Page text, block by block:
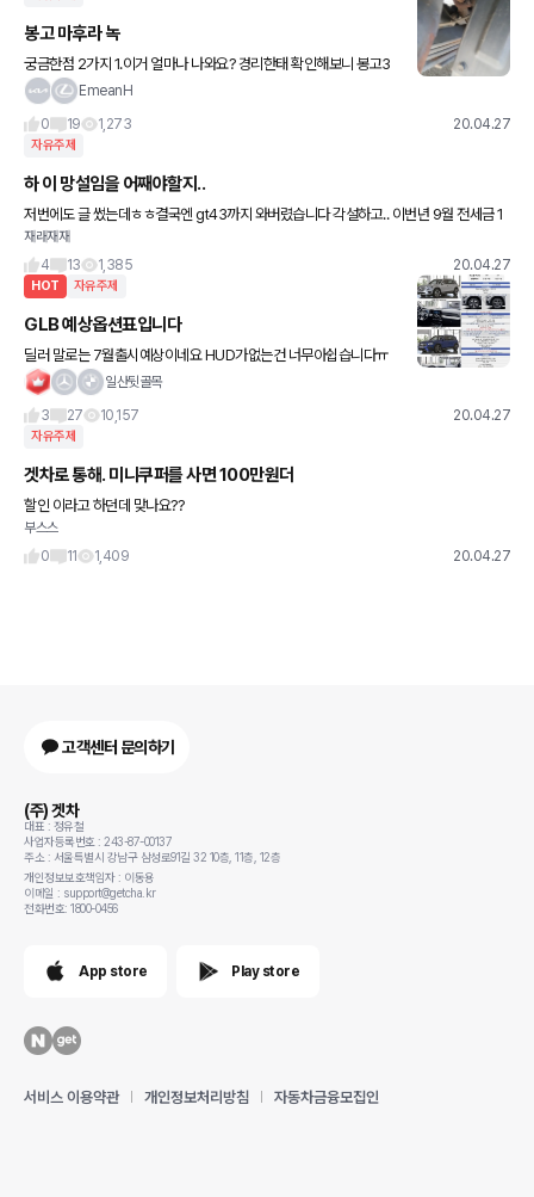
봉고 마후라 녹
궁금한점 2가지 1.이거 얼마나 나와요? 경리한태 확인해보니 봉고3
EmeanH
0
19 1,273 20.04.27
자유주제
하 이 망설임을 어째야할지..
저번에도 글 썼는데ㅎㅎ결국엔 gt43까지 와버렸습니다 각설하고.. 이번년 9월 전세금 1
억이 들어와서 나머지 4000정도 할부 3년잡고 gt43 출고하려합니다 월 실수령 800-9
00정도 되는데
재래재재
4
13 1,385 20.04.27
HOT 자유주제
GLB 예상옵션표입니다
딜러 말로는 7월출시예상이네요 HUD가없는건 너무아쉽습니다ㅠ
일산뒷골목
3
27 10,157 20.04.27
자유주제
겟차로 통해. 미니쿠퍼를 사면 100만원더
할인 이라고 하던데 맞나요??
부스스
0
11 1,409 20.04.27
고객센터 문의하기
(주) 겟차
대표 : 정유철
사업자등록번호 : 243-87-00137
주소 : 서울특별시 강남구 삼성로91길 32 10층, 11층, 12층
개인정보보호책임자 : 이동용
이메일 : support@getcha.kr
전화번호: 1800-0456
App store Play store
서비스 이용약관 개인정보처리방침 자동차금융모집인